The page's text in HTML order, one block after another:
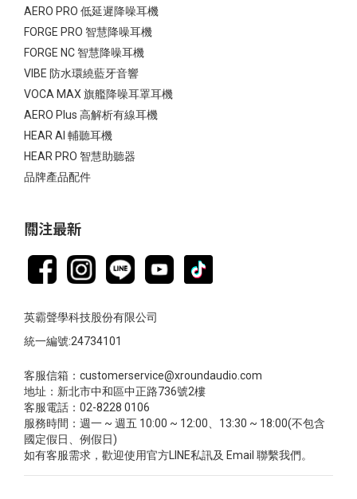
AERO PRO 低延遲降噪耳機
FORGE PRO 智慧降噪耳機
FORGE NC 智慧降噪耳機
VIBE 防水環繞藍牙音響
VOCA MAX 旗艦降噪耳罩耳機
AERO Plus 高解析有線耳機
HEAR AI 輔聽耳機
HEAR PRO 智慧助聽器
品牌產品配件
關注最新
英霸聲學科技股份有限公司
統一編號:24734101
客服信箱：customerservice@xroundaudio.com
地址：新北市中和區中正路736號2樓
客服電話：02-8228 0106
服務時間：週一 ~ 週五 10:00 ~ 12:00、13:30 ~ 18:00(不包含
國定假日、例假日)
如有客服需求，歡迎使用官方LINE私訊及 Email 聯繫我們。